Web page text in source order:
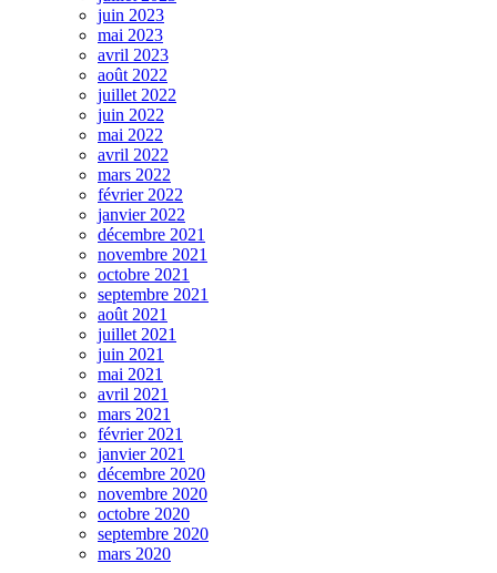
juin 2023
mai 2023
avril 2023
août 2022
juillet 2022
juin 2022
mai 2022
avril 2022
mars 2022
février 2022
janvier 2022
décembre 2021
novembre 2021
octobre 2021
septembre 2021
août 2021
juillet 2021
juin 2021
mai 2021
avril 2021
mars 2021
février 2021
janvier 2021
décembre 2020
novembre 2020
octobre 2020
septembre 2020
mars 2020